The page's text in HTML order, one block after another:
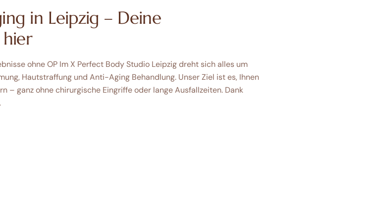
in Leipzig – Deine
ohne OP Im X Perfect Body Studio Leipzig dreht sich alles um
Hautstraffung und Anti-Aging Behandlung. Unser Ziel ist es, Ihnen
– ganz ohne chirurgische Eingriffe oder lange Ausfallzeiten. Dank